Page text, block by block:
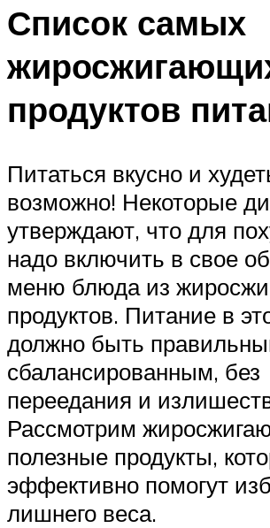
Список самых
продуктов
Питаться вкусно и
возможно! Некоторые
утверждают, что для
надо включить в свое
меню блюда из
продуктов. Питание в
должно быть
сбалансированным, без
переедания и
Рассмотрим
полезные продукты,
эффективно помогут
лишнего веса.